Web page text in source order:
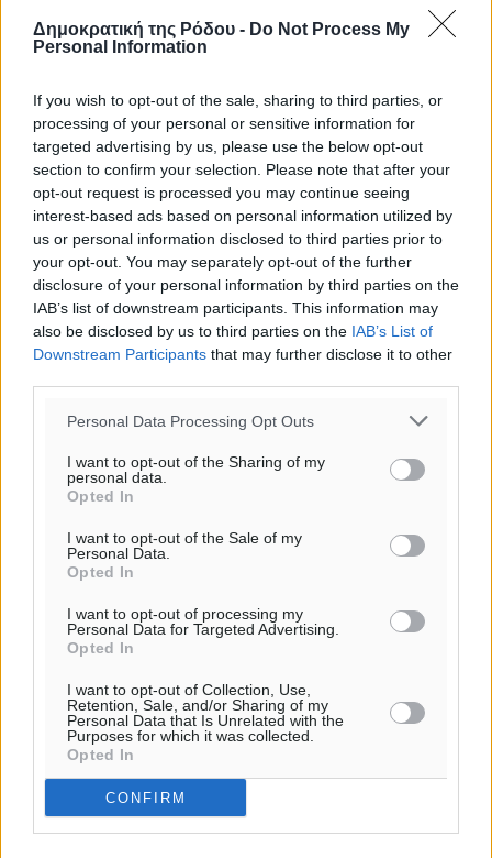
Δημοκρατική της Ρόδου - Do Not Process My
Personal Information
If you wish to opt-out of the sale, sharing to third parties, or
processing of your personal or sensitive information for
targeted advertising by us, please use the below opt-out
section to confirm your selection. Please note that after your
opt-out request is processed you may continue seeing
interest-based ads based on personal information utilized by
us or personal information disclosed to third parties prior to
your opt-out. You may separately opt-out of the further
disclosure of your personal information by third parties on the
IAB’s list of downstream participants. This information may
also be disclosed by us to third parties on the IAB’s List of
Downstream Participants that may further disclose it to other
Personal Data Processing Opt Outs
I want to opt-out of the Sharing of my
personal data.
Opted In
I want to opt-out of the Sale of my
Personal Data.
Opted In
I want to opt-out of processing my
Personal Data for Targeted Advertising.
Opted In
I want to opt-out of Collection, Use,
Retention, Sale, and/or Sharing of my
Personal Data that Is Unrelated with the
Purposes for which it was collected.
Opted In
CONFIRM